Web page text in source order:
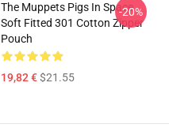
The Muppets Pigs In Space
Soft Fitted 301 Cotton Zipper
Pouch
19,82 €$21.55
-20%